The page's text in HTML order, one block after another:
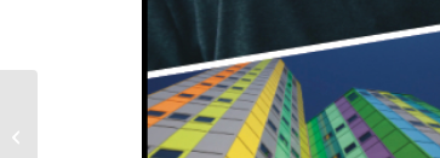
Krav Maga III Kurs in